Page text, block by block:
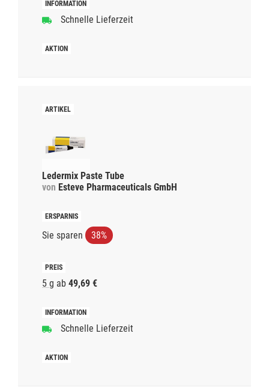
Schnelle Lieferzeit
Ledermix Paste Tube
von Esteve Pharmaceuticals GmbH
Sie sparen 38%
5 g ab 49,69 €
Schnelle Lieferzeit